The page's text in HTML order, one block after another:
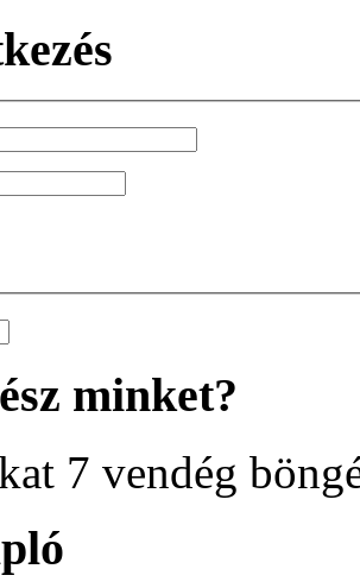
minket?
7 vendég